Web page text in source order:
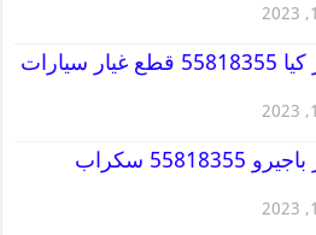
قطع غيار كيا 55818355 قطع غيار سيارات
قطع غيار باجيرو 55818355 سكراب